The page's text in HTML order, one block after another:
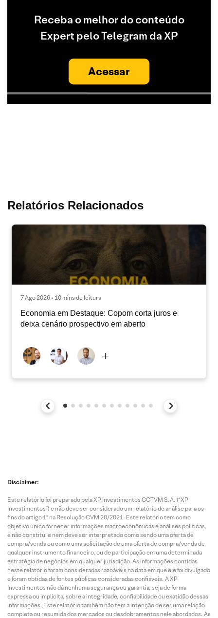
Receba o melhor do conteúdo
Expert pelo Telegram da XP
Acessar
Relatórios Relacionados
7 Ago 2026 • 10 mins de leitura
Economia em Destaque: Copom corta juros e
deixa cenário prospectivo em aberto
Disclaimer:
Este relatório foi preparado pela XP Investimentos CCTVM S.A. (“XP
Investimentos”) e não deve ser considerado um relatório de análise para os
fins do artigo 1º na Resolução CVM 20/2021. Este relatório tem como
objetivo único fornecer informações macroeconômicas e análises políticas,
e não constitui e nem deve ser interpretado como sendo uma oferta de
compra/venda ou como uma solicitação de uma oferta de compra/venda de
qualquer instrumento financeiro, ou de participação em uma determinada
estratégia de negócios em qualquer jurisdição. As informações contidas
neste relatório foram consideradas razoáveis na data em que ele foi divulgado
e foram obtidas de fontes públicas consideradas confiáveis. A XP
Investimentos não dá nenhuma segurança ou garantia, seja de forma
expressa ou implícita, sobre a integridade, confiabilidade ou exatidão dessas
informações. Este relatório também não tem a intenção de ser uma relação
completa ou resumida dos mercados ou desdobramentos nele abordados. As